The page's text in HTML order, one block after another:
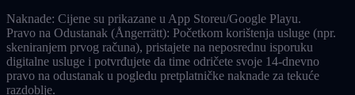
Naknade: Cijene su prikazane u App Storeu/Google Playu.
Pravo na Odustanak (Ångerrätt): Početkom korištenja usluge (npr.
skeniranjem prvog računa), pristajete na neposrednu isporuku
digitalne usluge i potvrđujete da time odričete svoje 14-dnevno
pravo na odustanak u pogledu pretplatničke naknade za tekuće
razdoblje.